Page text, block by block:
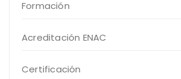
Formación
Acreditación ENAC
Certificación